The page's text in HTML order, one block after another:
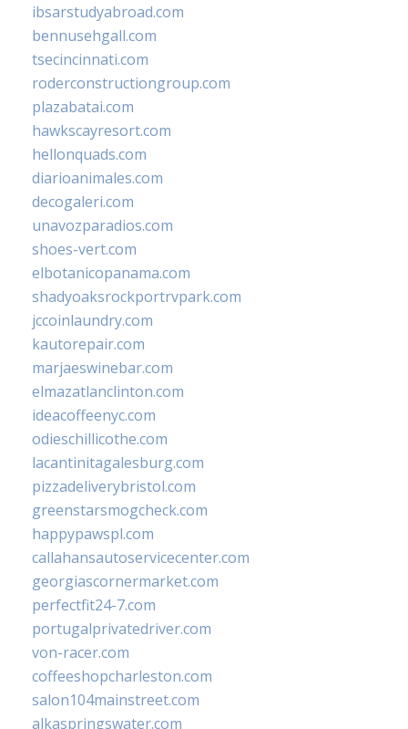
ibsarstudyabroad.com
bennusehgall.com
tsecincinnati.com
roderconstructiongroup.com
plazabatai.com
hawkscayresort.com
hellonquads.com
diarioanimales.com
decogaleri.com
unavozparadios.com
shoes-vert.com
elbotanicopanama.com
shadyoaksrockportrvpark.com
jccoinlaundry.com
kautorepair.com
marjaeswinebar.com
elmazatlanclinton.com
ideacoffeenyc.com
odieschillicothe.com
lacantinitagalesburg.com
pizzadeliverybristol.com
greenstarsmogcheck.com
happypawspl.com
callahansautoservicecenter.com
georgiascornermarket.com
perfectfit24-7.com
portugalprivatedriver.com
von-racer.com
coffeeshopcharleston.com
salon104mainstreet.com
alkaspringswater.com